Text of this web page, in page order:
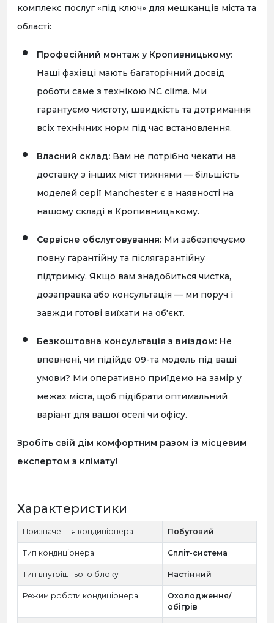
комплекс послуг «під ключ» для мешканців міста та
області:
Професійний монтаж у Кропивницькому:
Наші фахівці мають багаторічний досвід
роботи саме з технікою NC clima. Ми
гарантуємо чистоту, швидкість та дотримання
всіх технічних норм під час встановлення.
Власний склад: Вам не потрібно чекати на
доставку з інших міст тижнями — більшість
моделей серії Manchester є в наявності на
нашому складі в Кропивницькому.
Сервісне обслуговування: Ми забезпечуємо
повну гарантійну та післягарантійну
підтримку. Якщо вам знадобиться чистка,
дозаправка або консультація — ми поруч і
завжди готові виїхати на об'єкт.
Безкоштовна консультація з виїздом: Не
впевнені, чи підійде 09-та модель під ваші
умови? Ми оперативно приїдемо на замір у
межах міста, щоб підібрати оптимальний
варіант для вашої оселі чи офісу.
Зробіть свій дім комфортним разом із місцевим
експертом з клімату!
Характеристики
Призначення кондиціонера Побутовий
Тип кондиціонера Спліт-система
Тип внутрішнього блоку Настінний
Режим роботи кондиціонера
Охолодження/
обігрів